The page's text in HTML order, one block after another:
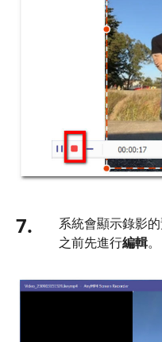
7.
系統會顯示錄影
之前先進行編輯。